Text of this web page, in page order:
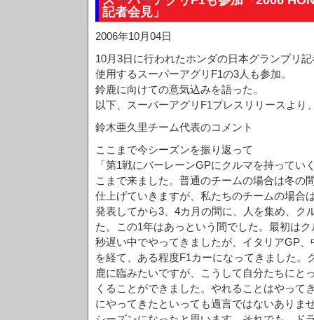
記者会見」
2006年10月04日
10月3日に行われたホンダの日本グランプリ
使用するスーパーアグリF1の3人も参加。
鈴鹿に向けての意気込みを語った。
以下、スーパーアグリF1プレスリリースより
鈴木亜久里チーム代表のコメント
ここまで今シーズンを振り返って
「第1戦にバーレーンGPにクルマを持ってい
こまで来ました。普通のチームの場合は冬の
仕上げていきますが、私たちのチームの場合
発表してから3、4カ月の間に、人を集め、ク
た。この1年はあっという間でした。最初は
秒遅い中でやってきましたが、イタリアGP
を経て、ある程度F1カーになってきました。
鹿に臨みたいですが、こうして自分たちにと
くることができました。やれることはやって
にやってきたといっても過言ではないありま